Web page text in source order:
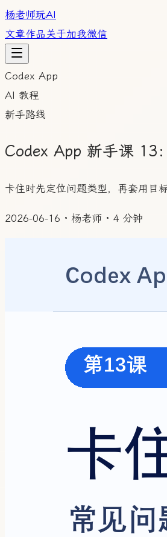
杨老师玩AI
文章作品 关于加我微信
Codex App
AI 教程
新手路线
Codex App 新手课 13
卡住时先定位问题类型，再套用目
2026-06-16 · 杨老师 · 4 分钟